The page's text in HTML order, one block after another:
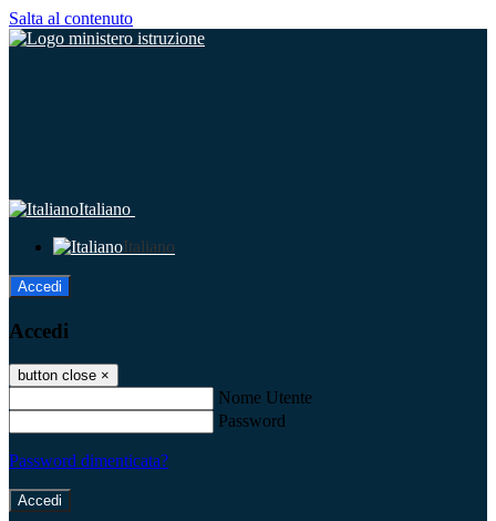
Salta al contenuto
Italiano
Italiano
Accedi
Accedi
button close ×
Nome Utente
Password
Password dimenticata?